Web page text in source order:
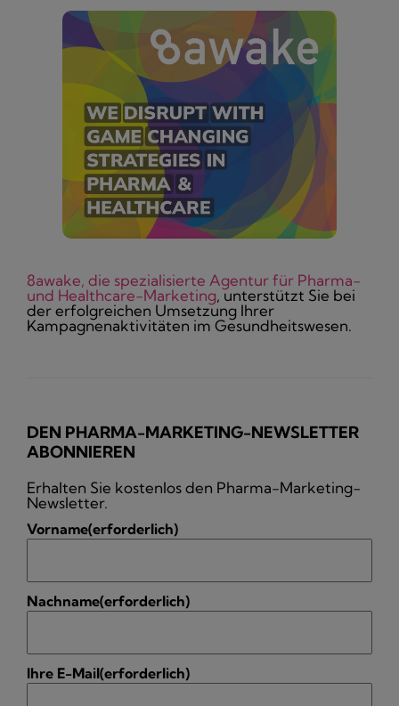
8awake, die spezialisierte Agentur für Pharma-
und Healthcare-Marketing, unterstützt Sie bei
der erfolgreichen Umsetzung Ihrer
Kampagnenaktivitäten im Gesundheitswesen.
DEN PHARMA-MARKETING-NEWSLETTER
ABONNIEREN
Erhalten Sie kostenlos den Pharma-Marketing-
Newsletter.
Vorname(erforderlich)
Nachname(erforderlich)
Ihre E-Mail(erforderlich)